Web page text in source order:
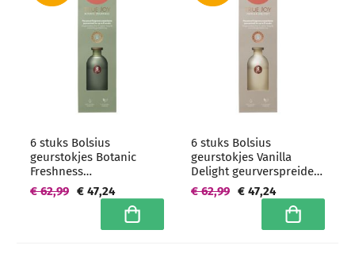
6 stuks Bolsius
geurstokjes Botanic
Freshness
geurverspreiders 80 ml -
grootverpakking
€ 47,24
€ 62,99
In winkelwagen
6 stuks Bolsius
geurstokjes Vanilla
Delight geurverspreiders
80 ml - grootverpakking
€ 47,24
€ 62,99
In